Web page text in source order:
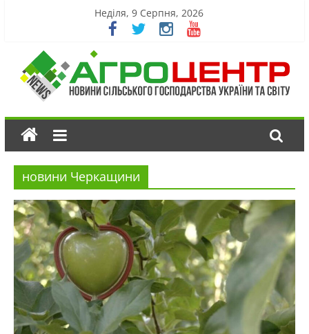
Неділя, 9 Серпня, 2026
новини Черкащини